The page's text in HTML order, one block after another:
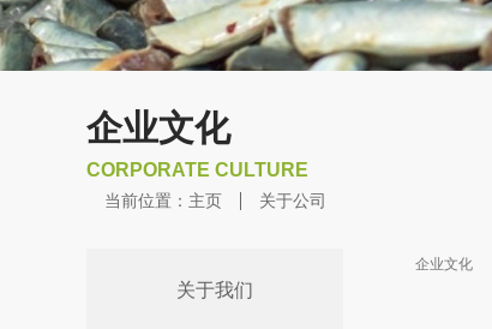
企业文化
CORPORATE CULTURE
当前位置： 主页 关于公司
关于我们
企业文化